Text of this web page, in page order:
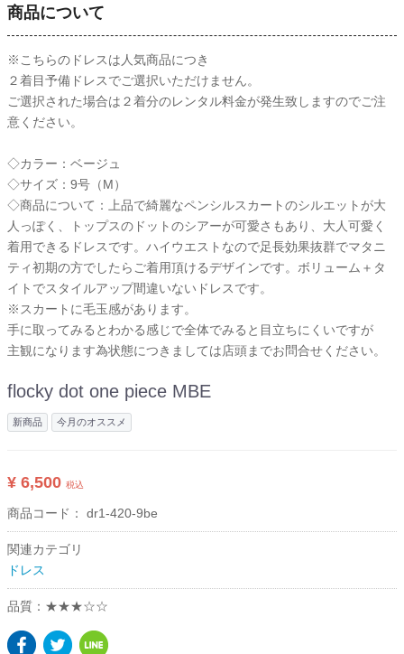
商品について
※こちらのドレスは人気商品につき
２着目予備ドレスでご選択いただけません。
ご選択された場合は２着分のレンタル料金が発生致しますのでご注
意ください。
◇カラー：ベージュ
◇サイズ：9号（M）
◇商品について：上品で綺麗なペンシルスカートのシルエットが大
人っぽく、トップスのドットのシアーが可愛さもあり、大人可愛く
着用できるドレスです。ハイウエストなので足長効果抜群でマタニ
ティ初期の方でしたらご着用頂けるデザインです。ボリューム＋タ
イトでスタイルアップ間違いないドレスです。
※スカートに毛玉感があります。
手に取ってみるとわかる感じで全体でみると目立ちにくいですが
主観になります為状態につきましては店頭までお問合せください。
flocky dot one piece MBE
新商品 今月のオススメ
¥ 6,500 税込
商品コード： dr1-420-9be
関連カテゴリ
ドレス
品質：★★★☆☆